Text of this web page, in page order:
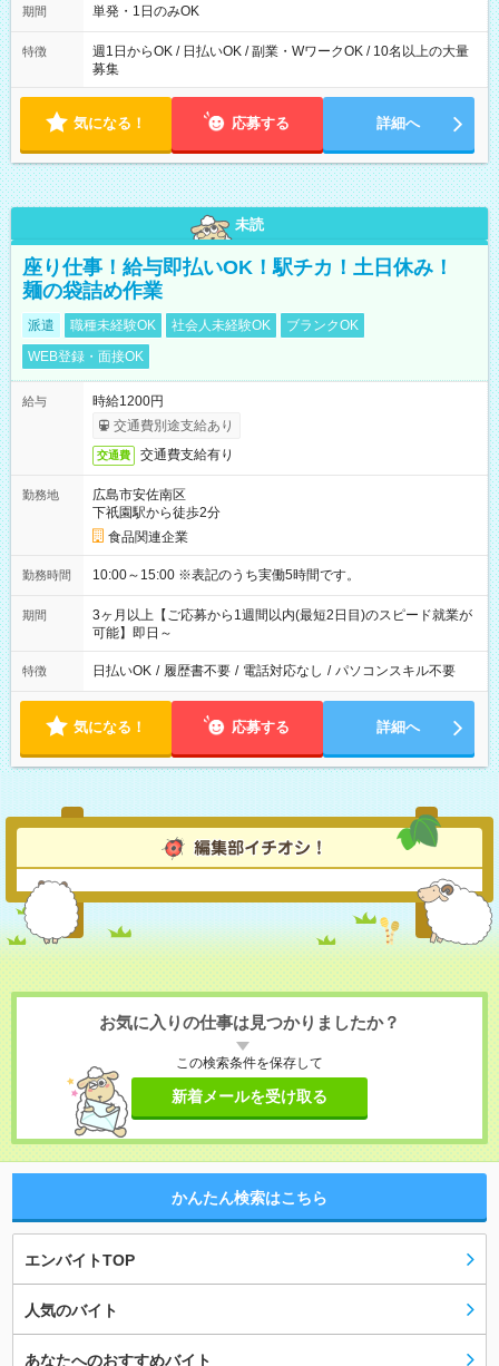
全額支給！） 例(3) 21:00~5:00（夜勤なら日当1.25倍！！）
期間 単発・1日のみOK
特徴
週1日からOK / 日払いOK / 副業・WワークOK / 10名以上の大量
募集
気になる！ 応募する 詳細へ
未読
座り仕事！給与即払いOK！駅チカ！土日休み！
麺の袋詰め作業
派遣 職種未経験OK 社会人未経験OK
ブランクOK
WEB登録・面接OK
給与
時給1200円
交通費別途支給あり
交通費 交通費支給有り
勤務地
広島市安佐南区
下祇園駅から徒歩2分
食品関連企業
勤務時間 10:00～15:00 ※表記のうち実働5時間です。
期間
3ヶ月以上【ご応募から1週間以内(最短2日目)のスピード就業が
可能】即日～
特徴 日払いOK / 履歴書不要 / 電話対応なし / パソコンスキル不要
気になる！ 応募する 詳細へ
お気に入りの仕事は見つかりましたか？
この検索条件を保存して
新着メールを受け取る
かんたん検索はこちら
エンバイトTOP
人気のバイト
あなたへのおすすめバイト